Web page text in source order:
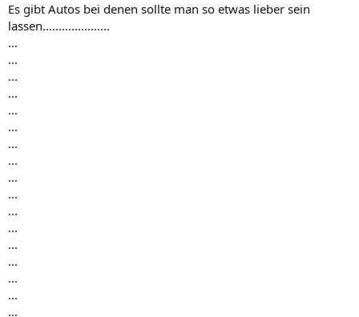
Es gibt Autos bei denen sollte man so etwas lieber sein
lassen.....................
...
...
...
...
...
...
...
...
...
...
...
...
...
...
...
...
...